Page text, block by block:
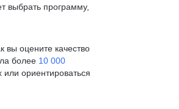
выбрать программу,
оцените качество
более 10 000
ориентироваться